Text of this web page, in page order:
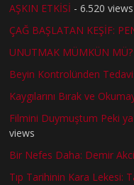
AŞKIN ETKİSİ - 6.520 views
ÇAĞ BAŞLATAN KEŞİF:
UNUTMAK MÜMKÜN MÜ?
Beyin Kontrolünden
Kaygılarını Bırak ve
Filmini Duymuştum Peki
views
Bir Nefes Daha: Demir
Tıp Tarihinin Kara Lekesi: